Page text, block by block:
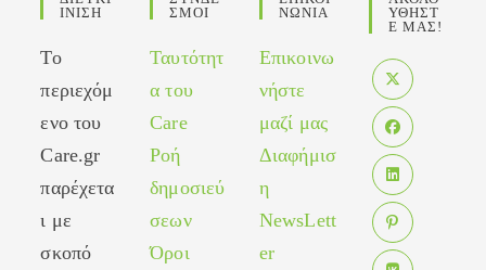
ΙΝΙΣΗ
Το
περιεχόμ
ενο του
Care.gr
παρέχετα
ι με
σκοπό
ΣΜΟΙ
Ταυτότητ
α του
Care
Ροή
δημοσιεύ
σεων
Όροι
ΝΩΝΙΑ
Επικοινω
νήστε
μαζί μας
Διαφήμισ
η
NewsLett
er
ΥΘΗΣΤ
Ε ΜΑΣ!
Opens
in
a
new
tab
Opens
in
a
new
tab
Opens
in
aOpens